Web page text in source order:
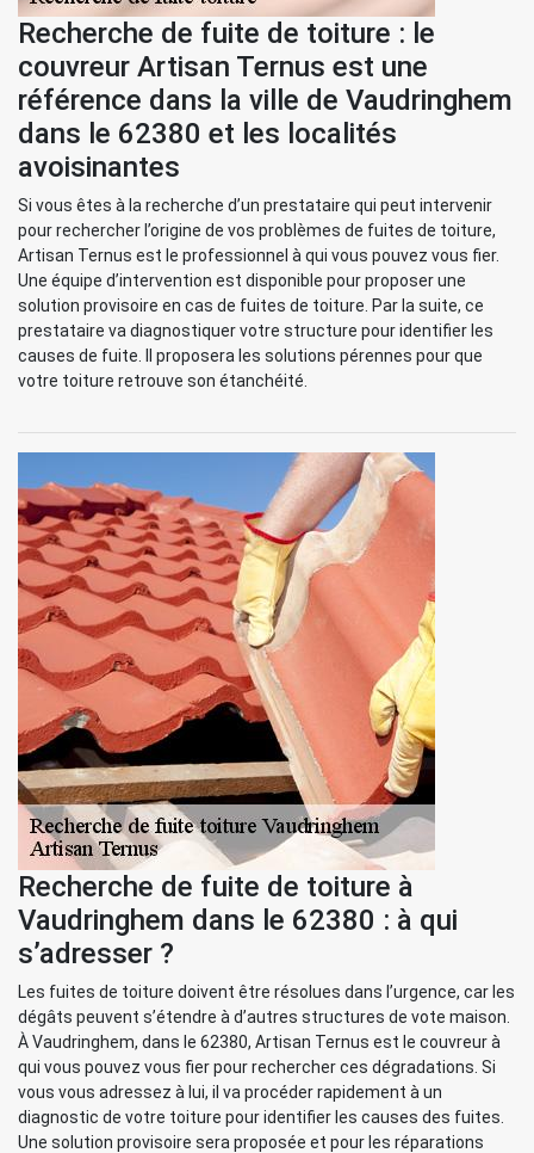
Recherche de fuite de toiture : le
couvreur Artisan Ternus est une
référence dans la ville de Vaudringhem
dans le 62380 et les localités
avoisinantes
Si vous êtes à la recherche d’un prestataire qui peut intervenir
pour rechercher l’origine de vos problèmes de fuites de toiture,
Artisan Ternus est le professionnel à qui vous pouvez vous fier.
Une équipe d’intervention est disponible pour proposer une
solution provisoire en cas de fuites de toiture. Par la suite, ce
prestataire va diagnostiquer votre structure pour identifier les
causes de fuite. Il proposera les solutions pérennes pour que
votre toiture retrouve son étanchéité.
Recherche de fuite de toiture à
Vaudringhem dans le 62380 : à qui
s’adresser ?
Les fuites de toiture doivent être résolues dans l’urgence, car les
dégâts peuvent s’étendre à d’autres structures de vote maison.
À Vaudringhem, dans le 62380, Artisan Ternus est le couvreur à
qui vous pouvez vous fier pour rechercher ces dégradations. Si
vous vous adressez à lui, il va procéder rapidement à un
diagnostic de votre toiture pour identifier les causes des fuites.
Une solution provisoire sera proposée et pour les réparations